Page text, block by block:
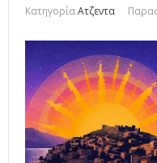
ΚατηγορίαΑτζεντα